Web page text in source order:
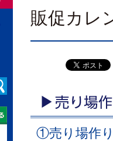
販促カレ
①売り場作